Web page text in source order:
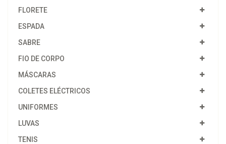
FLORETE
ESPADA
SABRE
FIO DE CORPO
MÁSCARAS
COLETES ELÉCTRICOS
UNIFORMES
LUVAS
TENIS